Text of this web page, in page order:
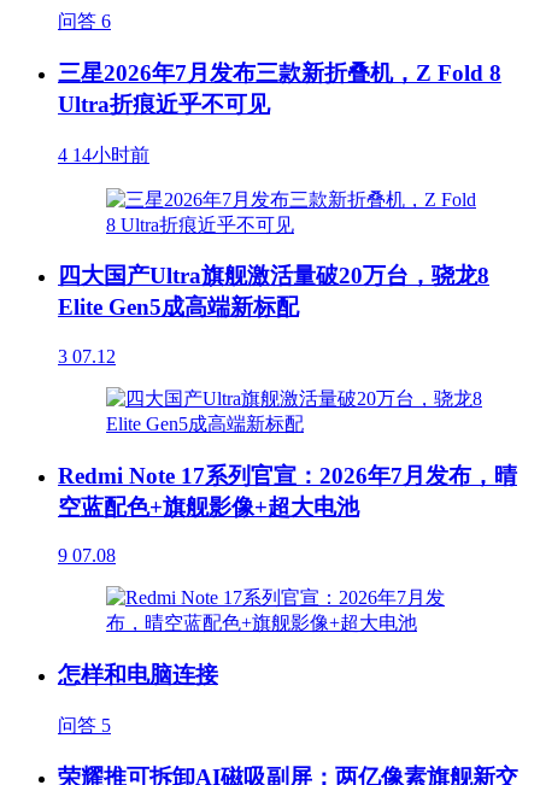
问答 6
三星2026年7月发布三款新折叠机，Z Fold 8
Ultra折痕近乎不可见
4 14小时前
四大国产Ultra旗舰激活量破20万台，骁龙8
Elite Gen5成高端新标配
3 07.12
Redmi Note 17系列官宣：2026年7月发布，晴
空蓝配色+旗舰影像+超大电池
9 07.08
怎样和电脑连接
问答 5
荣耀推可拆卸AI磁吸副屏：两亿像素旗舰新交